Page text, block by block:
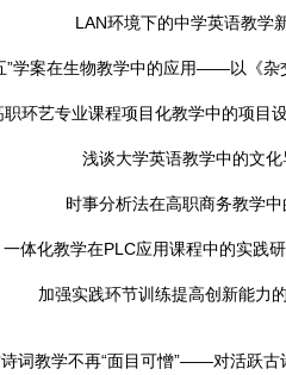
LAN环境下的中学英语教学
”学案在生物教学中的应用——以《杂
职环艺专业课程项目化教学中的项目
浅谈大学英语教学中的文化
时事分析法在高职商务教学中
一体化教学在PLC应用课程中的实践研
加强实践环节训练提高创新能力
词教学不再“面目可憎”——对活跃古